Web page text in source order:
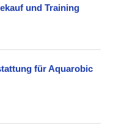
und Training
für Aquarobic